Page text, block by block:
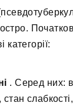
категорії:
. Серед них: